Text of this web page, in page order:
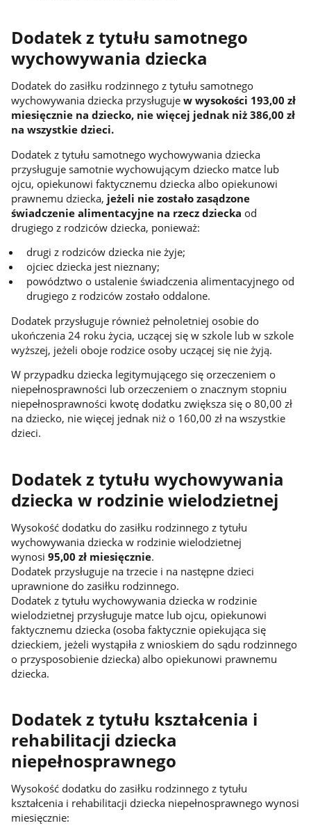
Dodatek z tytułu samotnego
wychowywania dziecka
Dodatek do zasiłku rodzinnego z tytułu samotnego
wychowywania dziecka przysługuje w wysokości 193,00 zł
miesięcznie na dziecko, nie więcej jednak niż 386,00 zł
na wszystkie dzieci.
Dodatek z tytułu samotnego wychowywania dziecka
przysługuje samotnie wychowującym dziecko matce lub
ojcu, opiekunowi faktycznemu dziecka albo opiekunowi
prawnemu dziecka, jeżeli nie zostało zasądzone
świadczenie alimentacyjne na rzecz dziecka od
drugiego z rodziców dziecka, ponieważ:
drugi z rodziców dziecka nie żyje;
ojciec dziecka jest nieznany;
powództwo o ustalenie świadczenia alimentacyjnego od
drugiego z rodziców zostało oddalone.
Dodatek przysługuje również pełnoletniej osobie do
ukończenia 24 roku życia, uczącej się w szkole lub w szkole
wyższej, jeżeli oboje rodzice osoby uczącej się nie żyją.
W przypadku dziecka legitymującego się orzeczeniem o
niepełnosprawności lub orzeczeniem o znacznym stopniu
niepełnosprawności kwotę dodatku zwiększa się o 80,00 zł
na dziecko, nie więcej jednak niż o 160,00 zł na wszystkie
dzieci.
Dodatek z tytułu wychowywania
dziecka w rodzinie wielodzietnej
Wysokość dodatku do zasiłku rodzinnego z tytułu
wychowywania dziecka w rodzinie wielodzietnej
wynosi 95,00 zł miesięcznie.
Dodatek przysługuje na trzecie i na następne dzieci
uprawnione do zasiłku rodzinnego.
Dodatek z tytułu wychowywania dziecka w rodzinie
wielodzietnej przysługuje matce lub ojcu, opiekunowi
faktycznemu dziecka (osoba faktycznie opiekująca się
dzieckiem, jeżeli wystąpiła z wnioskiem do sądu rodzinnego
o przysposobienie dziecka) albo opiekunowi prawnemu
dziecka.
Dodatek z tytułu kształcenia i
rehabilitacji dziecka
niepełnosprawnego
Wysokość dodatku do zasiłku rodzinnego z tytułu
kształcenia i rehabilitacji dziecka niepełnosprawnego wynosi
miesięcznie: